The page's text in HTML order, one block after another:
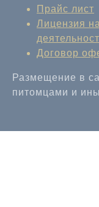
Прайс лист
Лицензия
Договор
Размещение в
питомцами и